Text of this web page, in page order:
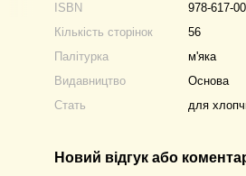
ISBN
978-617-
Кількість сторінок
56
Палітурка
м'яка
Видавництво
Основа
Стать
для
Новий відгук або